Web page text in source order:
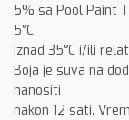
5% sa Pool Paint
5°C,
iznad 35°C i/ili
Boja je suva na
nanositi
nakon 12 sati.